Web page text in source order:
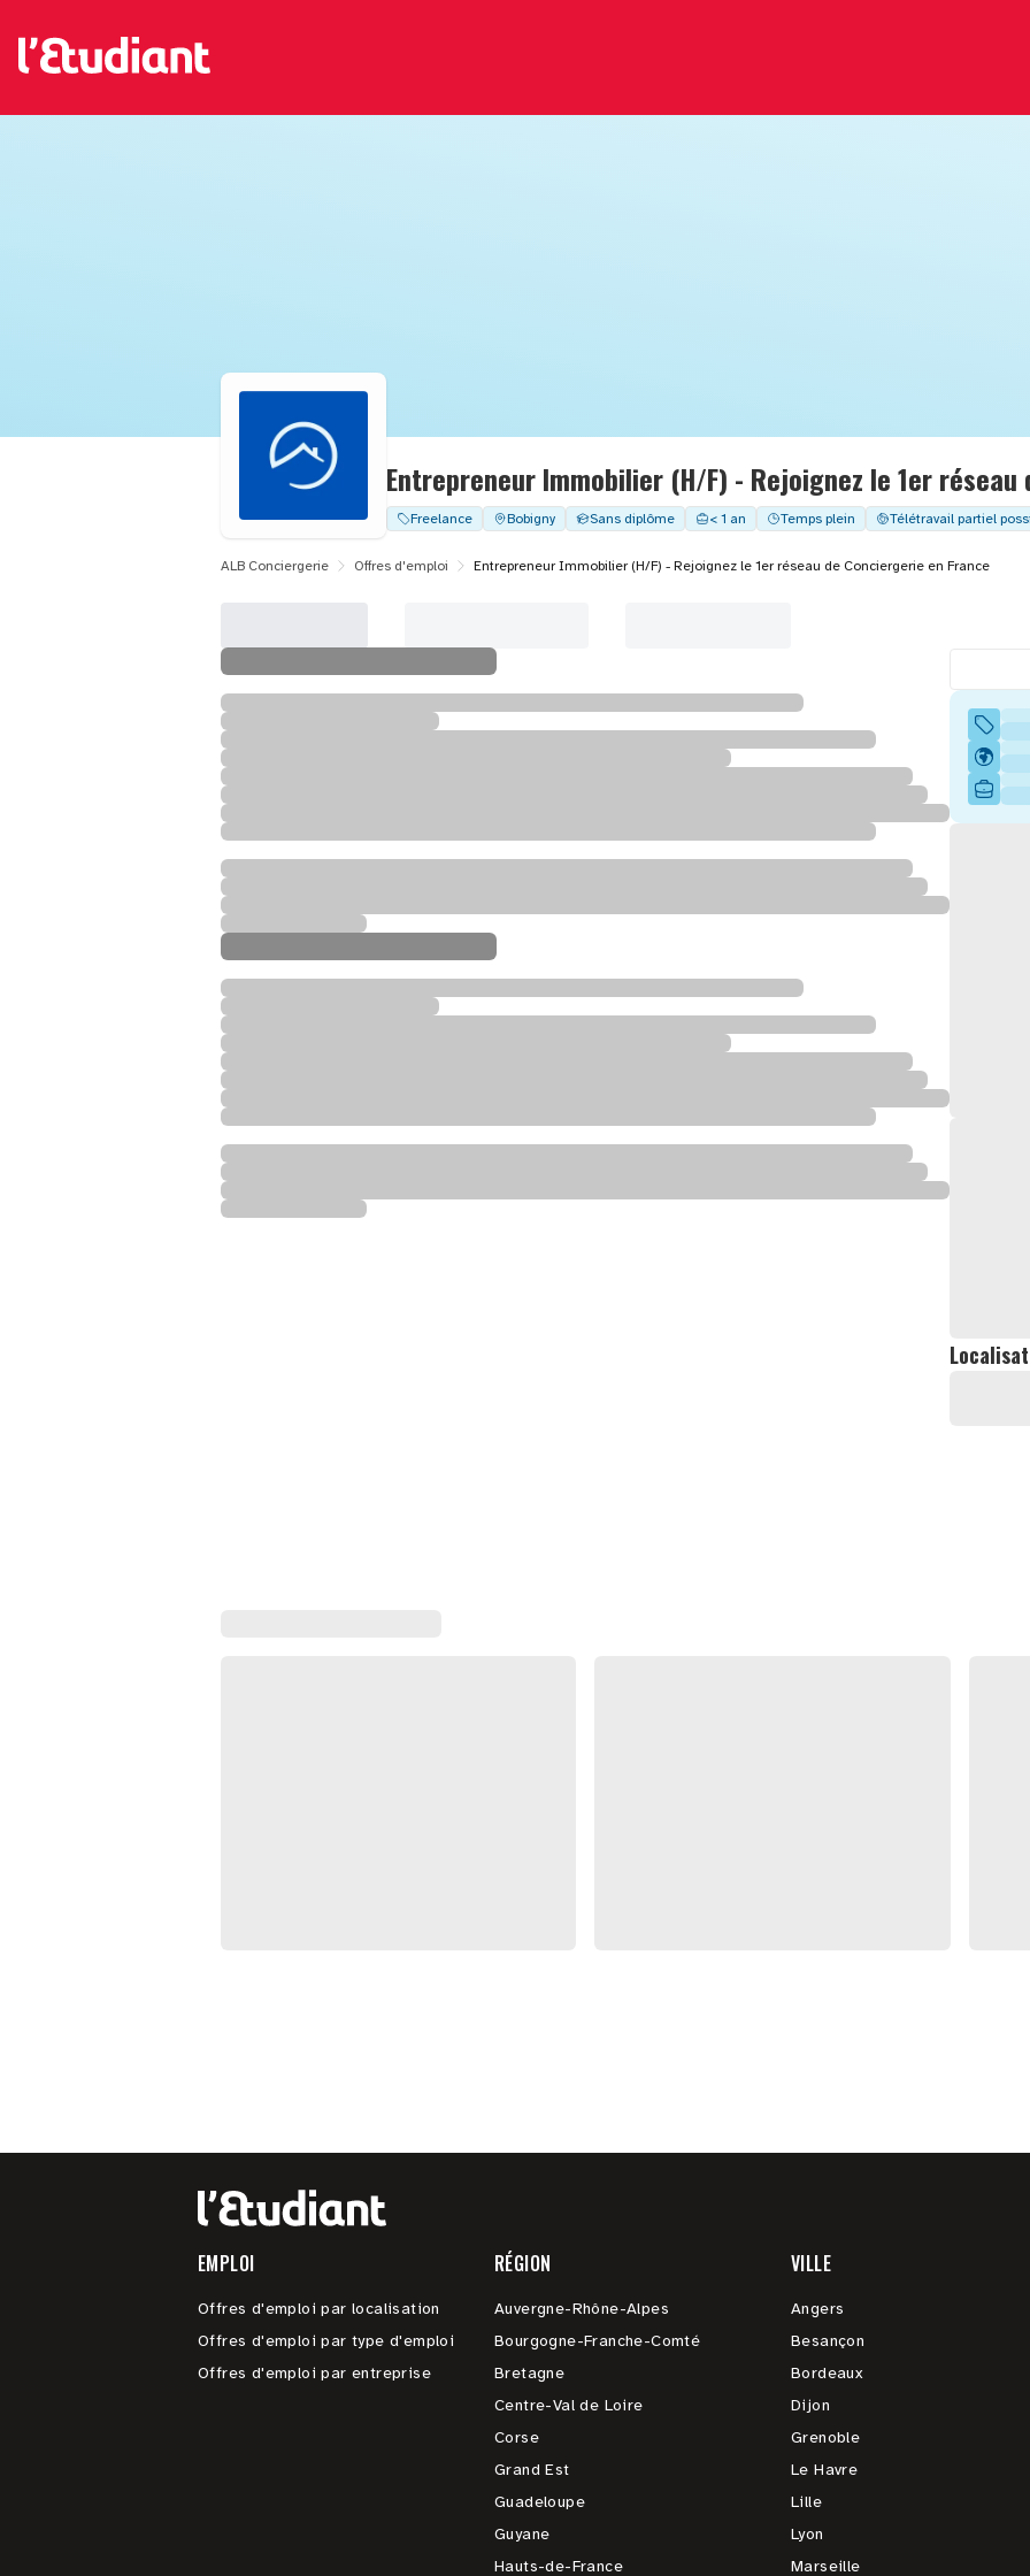
Freelance Bobigny Sans diplôme < 1 an Temps plein Télétravail partiel
ALB Conciergerie Offres d'emploi Entrepreneur Immobilier (H/F) - Rejoignez le 1er réseau de Conciergerie en France
EMPLOI
Offres d'emploi par localisation
Offres d'emploi par type d'emploi
Offres d'emploi par entreprise
RÉGION
Auvergne-Rhône-Alpes
Bourgogne-Franche-Comté
Bretagne
Centre-Val de Loire
Corse
Grand Est
Guadeloupe
Guyane
Hauts-de-France
VILLE
Angers
Besançon
Bordeaux
Dijon
Grenoble
Le Havre
Lille
Lyon
Marseille